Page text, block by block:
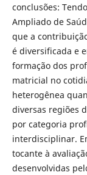
conclusões:
Ampliado de
que a
é diversificada e
formação dos
matricial no
heterogênea
diversas regiões
por categoria
interdisciplinar.
tocante à
desenvolvidas